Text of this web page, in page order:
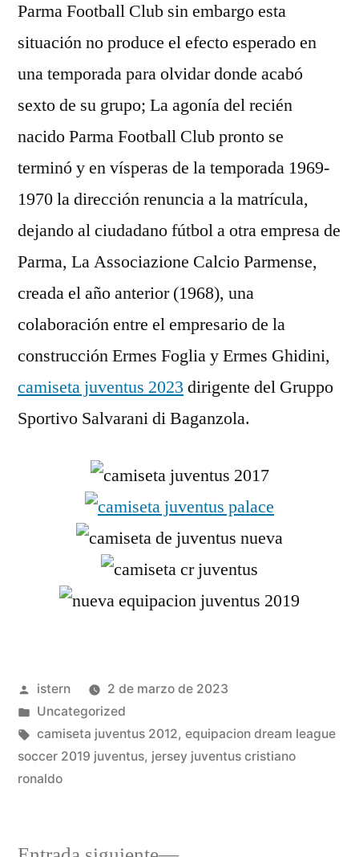
Parma Football Club sin embargo esta
situación no produce el efecto esperado en
una temporada para olvidar donde acabó
sexto de su grupo; La agonía del recién
nacido Parma Football Club pronto se
terminó y en vísperas de la temporada 1969-
1970 la dirección renuncia a la matrícula,
dejando al ciudadano fútbol a otra empresa de
Parma, La Associazione Calcio Parmense,
creada el año anterior (1968), una
colaboración entre el empresario de la
construcción Ermes Foglia y Ermes Ghidini,
camiseta juventus 2023 dirigente del Gruppo
Sportivo Salvarani di Baganzola.
Publicado
por
istern
2 de marzo de 2023
Publicado
en
Uncategorized
Etiquetas:
camiseta juventus 2012, equipacion dream league
soccer 2019 juventus, jersey juventus cristiano
ronaldo